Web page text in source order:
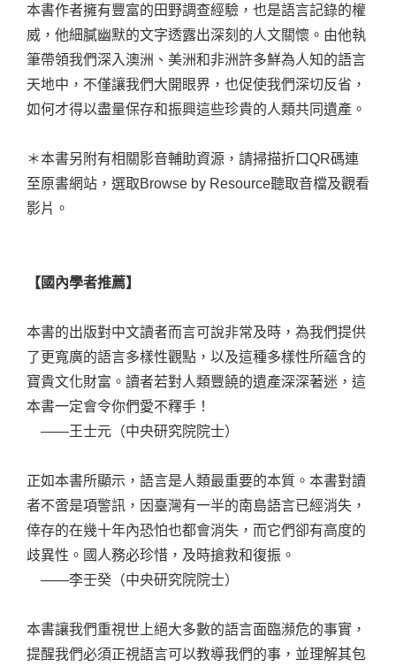
本書作者擁有豐富的田野調查經驗，也是語言記錄的權
威，他細膩幽默的文字透露出深刻的人文關懷。由他執
筆帶領我們深入澳洲、美洲和非洲許多鮮為人知的語言
天地中，不僅讓我們大開眼界，也促使我們深切反省，
如何才得以盡量保存和振興這些珍貴的人類共同遺產。
＊本書另附有相關影音輔助資源，請掃描折口QR碼連
至原書網站，選取Browse by Resource聽取音檔及觀看
影片。
【國內學者推薦】
本書的出版對中文讀者而言可說非常及時，為我們提供
了更寬廣的語言多樣性觀點，以及這種多樣性所蘊含的
寶貴文化財富。讀者若對人類豐饒的遺產深深著迷，這
本書一定會令你們愛不釋手！
——王士元（中央研究院院士）
正如本書所顯示，語言是人類最重要的本質。本書對讀
者不啻是項警訊，因臺灣有一半的南島語言已經消失，
倖存的在幾十年內恐怕也都會消失，而它們卻有高度的
歧異性。國人務必珍惜，及時搶救和復振。
——李壬癸（中央研究院院士）
本書讓我們重視世上絕大多數的語言面臨瀕危的事實，
提醒我們必須正視語言可以教導我們的事，並理解其包